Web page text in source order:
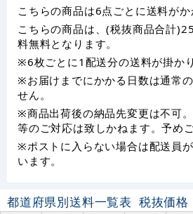
こちらの商品は6点ごとに送料がか
こちらの商品は、(税抜商品合計
料無料となります。
※6枚ごとに1配送分の送料が掛かり
※お届けまでにかかる日数は通常
せん。
※商品出荷後の納品先変更は不可
等のご対応は致しかねます。予め
※ポストに入らない場合は配送員
います。
都道府県別送料一覧表 税抜価格